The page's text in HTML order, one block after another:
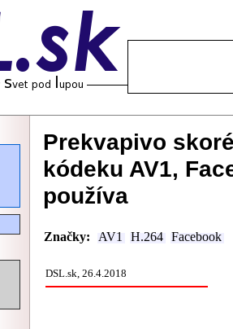
Prekvapivo
kódeku AV1,
používa
Značky: AV1 H.264 Facebook
DSL.sk, 26.4.2018